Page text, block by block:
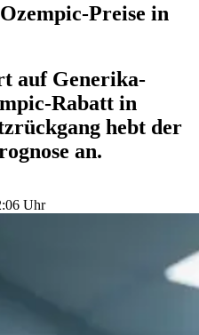
Preise in
auf Generika-
Rabatt in
hebt der
an.
Uhr